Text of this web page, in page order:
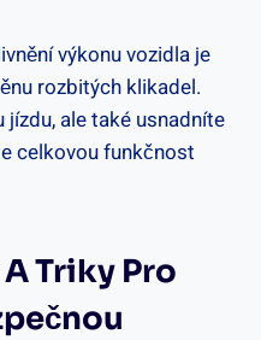
výkonu vozidla je
rozbitých klikadel.
ale také usnadníte‍
⁣celkovou funkčnost
Triky Pro